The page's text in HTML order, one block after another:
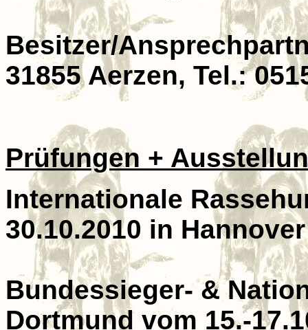
Besitzer/
31855 Aerzen, Tel.:
Prüfungen +
Internationale
30.10.2010 in
Bundessieger- &
Dortmund vom 15.-